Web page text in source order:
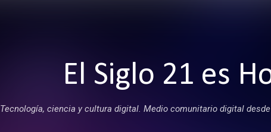
El Siglo 21 es
Tecnología, ciencia y cultura digital. Medio comunitario digital